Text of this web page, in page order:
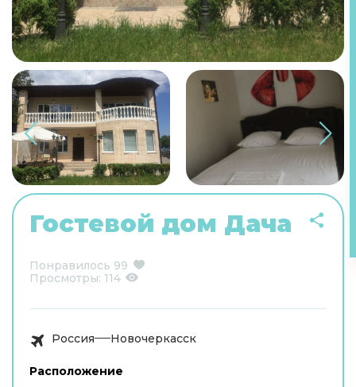
Гостевой дом Дача
Понравилось 99
Просмотры: 114
Россия Новочеркасск
Расположение